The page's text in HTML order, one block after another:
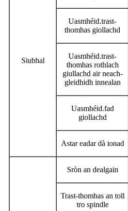
Siubhal
Uasmhéid.trast-
thomhas giollachd
Uasmhéid.trast-
thomhas rothlach
giullachd air neach-
gleidhidh innealan
Uasmhéid.fad
giollachd
Astar eadar dà ionad
Sròn an dealgain
Trast-thomhas an toll
tro spindle